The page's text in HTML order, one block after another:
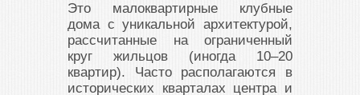
Это малоквартирные клубные
дома с уникальной архитектурой,
рассчитанные на ограниченный
круг жильцов (иногда 10–20
квартир). Часто располагаются в
исторических кварталах центра и